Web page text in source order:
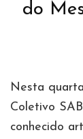
do
Nesta
Coletivo
conhecido